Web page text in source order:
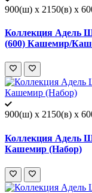
900(ш) x 2150(в) x
Коллекция Адель
(600) Кашемир/
900(ш) x 2150(в) x
Коллекция Адель
Кашемир (Набор)